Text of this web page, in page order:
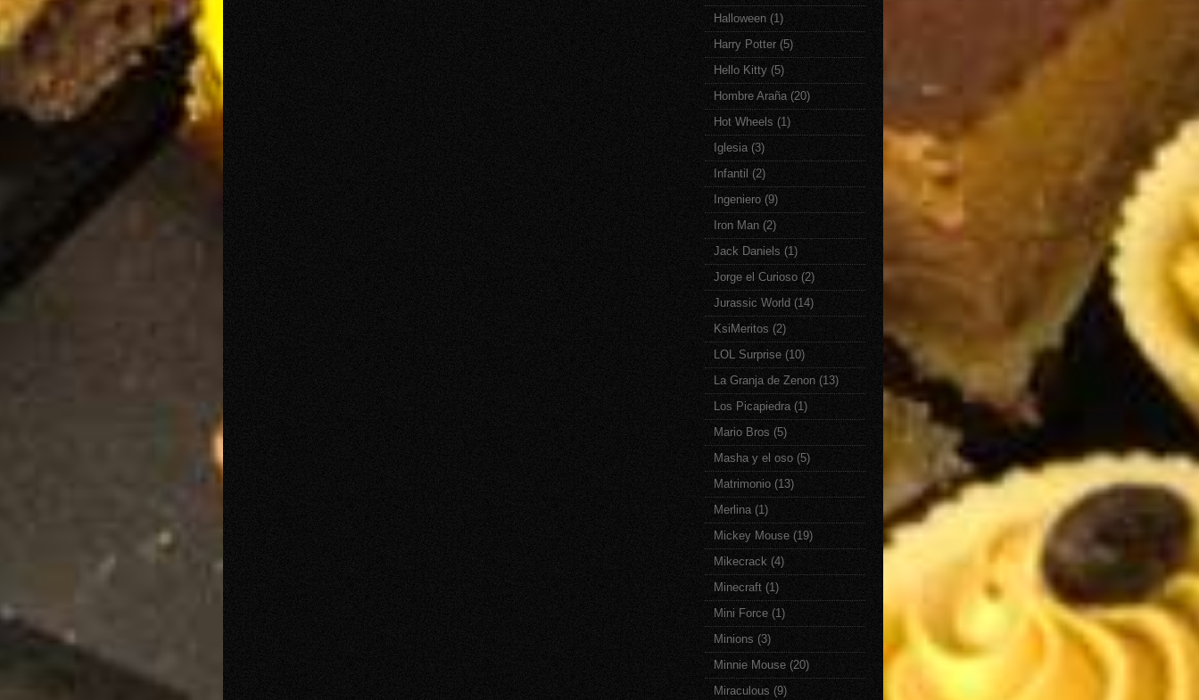
Halloween (1)
Harry Potter (5)
Hello Kitty (5)
Hombre Araña (20)
Hot Wheels (1)
Iglesia (3)
Infantil (2)
Ingeniero (9)
Iron Man (2)
Jack Daniels (1)
Jorge el Curioso (2)
Jurassic World (14)
KsiMeritos (2)
LOL Surprise (10)
La Granja de Zenon (13)
Los Picapiedra (1)
Mario Bros (5)
Masha y el oso (5)
Matrimonio (13)
Merlina (1)
Mickey Mouse (19)
Mikecrack (4)
Minecraft (1)
Mini Force (1)
Minions (3)
Minnie Mouse (20)
Miraculous (9)